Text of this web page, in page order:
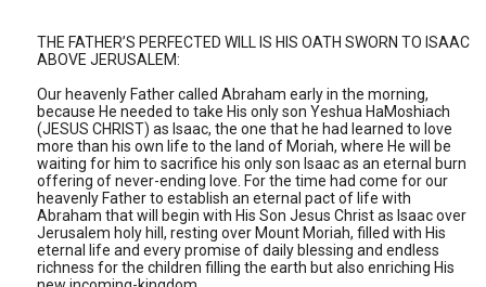
THE FATHER’S PERFECTED WILL IS HIS OATH SWORN TO ISAAC
ABOVE JERUSALEM:
Our heavenly Father called Abraham early in the morning,
because He needed to take His only son Yeshua HaMoshiach
(JESUS CHRIST) as Isaac, the one that he had learned to love
more than his own life to the land of Moriah, where He will be
waiting for him to sacrifice his only son Isaac as an eternal burn
offering of never-ending love. For the time had come for our
heavenly Father to establish an eternal pact of life with
Abraham that will begin with His Son Jesus Christ as Isaac over
Jerusalem holy hill, resting over Mount Moriah, filled with His
eternal life and every promise of daily blessing and endless
richness for the children filling the earth but also enriching His